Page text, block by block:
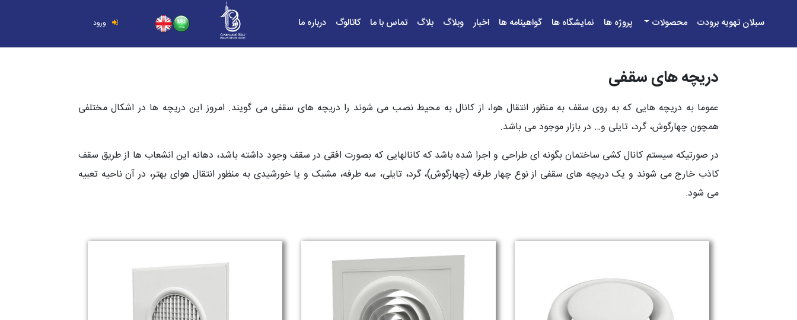
سبلان تهویه برودت محصولات پروژه ها نمایشگاه ها گواهینامه ها اخبار وبلاگ بلاگ تماس با ما کاتالوگ درباره ما ورود
دریچه های سقفی
عموما به دریچه هایی که به روی سقف به منظور انتقال هوا، از کانال به محیط نصب می شوند را دریچه های سقفی می گویند. امروز این دریچه ها در اشکال مختلفی
همچون چهارگوش، گرد، تایلی و… در بازار موجود می باشد.
در صورتیکه سیستم کانال کشی ساختمان بگونه ای طراحی و اجرا شده باشد که کانالهایی که بصورت افقی در سقف وجود داشته باشد، دهانه این انشعاب ها از طریق سقف
کاذب خارج می شوند و یک دریچه های سقفی از نوع چهار طرفه (چهارگوش)، گرد، تایلی، سه طرفه، مشبک و یا خورشیدی به منظور انتقال هوای بهتر، در آن ناحیه تعبیه
می شود.